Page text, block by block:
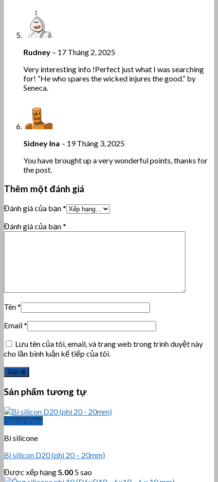
Rudney – 17 Tháng 2, 2025
Very interesting info !Perfect just what I was searching
for! “He who spares the wicked injures the good.” by
Seneca.
Sidney Ina – 19 Tháng 3, 2025
You have brought up a very wonderful points, thanks for
the post.
Thêm một đánh giá
Đánh giá của bạn*
Đánh giá của bạn*
Tên*
Email*
Lưu tên của tôi, email, và trang web trong trình duyệt này
cho lần bình luận kế tiếp của tôi.
Sản phẩm tương tự
Quick View
Bi silicone
Bi silicon D20 (phi 20 – 20mm)
Được xếp hạng 5.00 5 sao